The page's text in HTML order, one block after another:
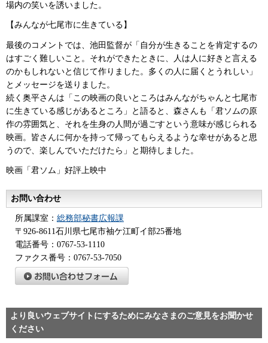
場内の笑いを誘いました。
【みんなが七尾市に生きている】
最後のコメントでは、池田監督が「自分が生きることを肯定するの
はすごく難しいこと。それができたときに、人は人に好きと言える
のかもしれないと信じて作りました。多くの人に届くとうれしい」
とメッセージを送りました。
続く奥平さんは「この映画の良いところはみんながちゃんと七尾市
に生きている感じがあるところ」と語ると、森さんも「君ソムの原
作の雰囲気と、それを生身の人間が過ごすという意味が感じられる
映画。皆さんに何かを持って帰ってもらえるような幸せがあると思
うので、楽しんでいただけたら」と期待しました。
映画「君ソム」好評上映中
お問い合わせ
所属課室： 総務部秘書広報課
〒926-8611石川県七尾市袖ケ江町イ部25番地
電話番号：0767-53-1110
ファクス番号：0767-53-7050
より良いウェブサイトにするためにみなさまのご意見をお聞かせ
ください